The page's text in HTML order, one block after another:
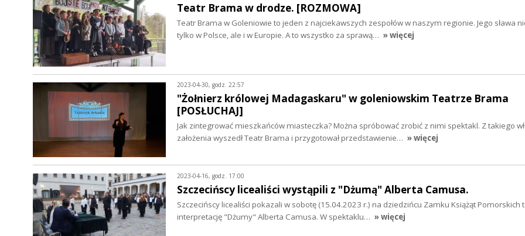
Teatr Brama w drodze. [ROZMOWA]
Teatr Brama w Goleniowie to jeden z najciekawszych zespołów w naszym regionie. Jego sława
tylko w Polsce, ale i w Europie. A to wszystko za sprawą… » więcej
2023-04-30, godz. 22:57
"Żołnierz królowej Madagaskaru" w goleniowskim Teatrze Brama
[POSŁUCHAJ]
Jak zintegrować mieszkańców miasteczka? Można spróbować zrobić z nimi spektakl. Z takiego
założenia wyszedł Teatr Brama i przygotował przedstawienie… » więcej
2023-04-16, godz. 17:00
Szczecińscy licealiści wystąpili z "Dżumą" Alberta Camusa.
Szczecińscy licealiści pokazali w sobotę (15.04.2023 r.) na dziedzińcu Zamku Książąt Pomorskich
interpretację "Dżumy" Alberta Camusa. W spektaklu… » więcej